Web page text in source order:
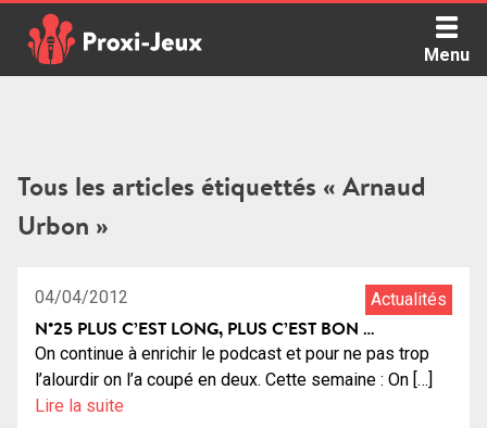
content
Menu
Tous les articles étiquettés « Arnaud
Urbon »
04/04/2012 Actualités
N°25 PLUS C’EST LONG, PLUS C’EST BON …
On continue à enrichir le podcast et pour ne pas trop
l’alourdir on l’a coupé en deux. Cette semaine : On […]
Lire la suite